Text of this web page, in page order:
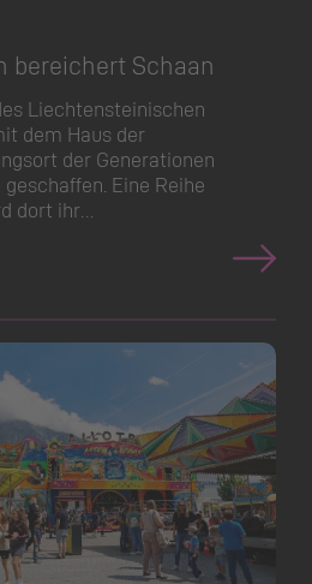
bereichert Schaan
Liechten­steinischen
dem Haus der
der Generationen
Eine Reihe
dort ihr…